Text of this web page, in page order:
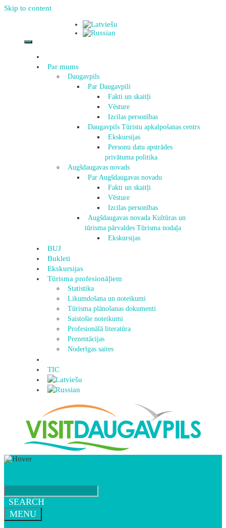
Skip to content
Par mums
Daugavpils
Par Daugavpili
Fakti un skaitļi
Vēsture
Izcilas personības
Daugavpils Tūristu apkalpošanas centrs
Ekskursijas
Personu datu apstrādes
privātuma politika
Augšdaugavas novads
Par Augšdaugavas novadu
Fakti un skaitļi
Vēsture
Izcilas personības
Augšdaugavas novada Kultūras un
tūrisma pārvaldes Tūrisma nodaļa
Ekskursijas
BUJ
Bukleti
Ekskursijas
Tūrisma profesionāļiem
Statistika
Likumdošana un noteikumi
Tūrisma plānošanas dokumenti
Saistošie noteikumi
Profesionālā literatūra
Prezentācijas
Noderīgas saites
TIC
SEARCH
MENU